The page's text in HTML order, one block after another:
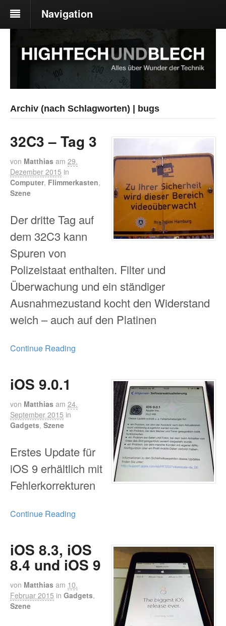
Navigation
Archiv (nach Schlagworten) | bugs
32C3 – Tag 3
von Matthias am 29.
Dezember 2015 in
Computer, Flimmerkasten,
Szene
Der dritte Tag auf
dem 32C3 kann
Spuren von
Polizeistaat enthalten. Filter und
Überwachung und ein ständiger
Ausnahmezustand kocht den Widerstand
weich – auch auf den Platinen
Continue Reading
iOS 9.0.1
von Matthias am 24.
September 2015 in
Gadgets, Szene
Erstes Update für
iOS 9 erhältlich mit
Fehlerkorrekturen
Continue Reading
iOS 8.3, iOS
8.4 und iOS 9
von Matthias am 10.
Februar 2015 in Gadgets,
Szene